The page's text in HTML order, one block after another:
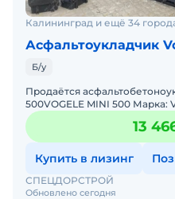
Калининград и ещё 34
Асфальтоукладчик
Б/у
Продаётся
500VOGELE MINI 500 Марка:
техники:
г.Мощность: 45
13
Купить в лизинг
Обновлено сегодня
СПЕЦДОРСТРОЙ